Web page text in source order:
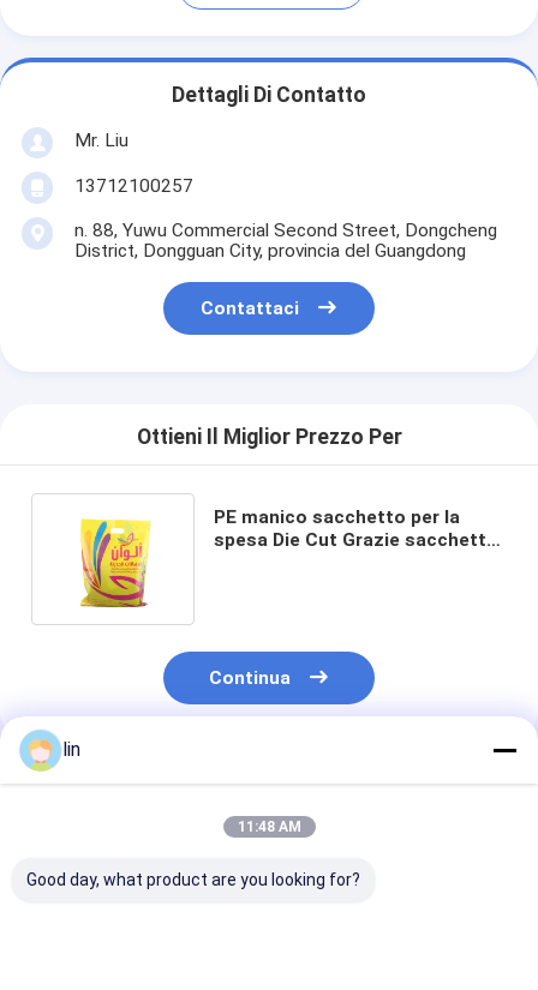
Dettagli Di Contatto
Mr. Liu
13712100257
n. 88, Yuwu Commercial Second Street, Dongcheng
District, Dongguan City, provincia del Guangdong
Contattaci
Ottieni Il Miglior Prezzo Per
PE manico sacchetto per la
spesa Die Cut Grazie sacchetto
Continua
Prodotti Raccomandati
lin
11:48 AM
Good day, what product are you looking for?